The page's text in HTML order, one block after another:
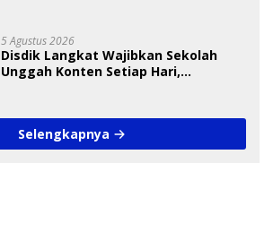
5 Agustus 2026
Disdik Langkat Wajibkan Sekolah
Unggah Konten Setiap Hari,
Selengkapnya